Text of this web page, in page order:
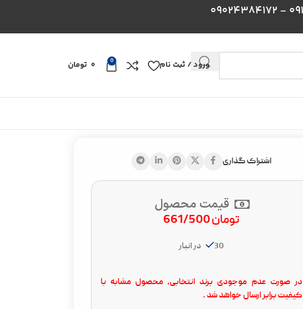
ورود / ثبت نام 0 تومان
اشتراک گذاری
قیمت محصول
تومان
30 در انبار
در صورت عدم موجودی برند انتخابی، محصول مشابه با
کیفیت برابر ارسال خواهد شد .